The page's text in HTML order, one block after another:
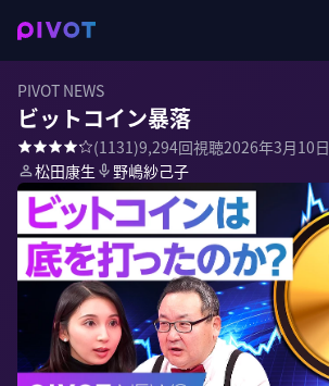
PIVOT NEWS
ビットコイン暴落
(1131)9,294回視聴2026年3月10日
松田康生
野嶋紗己子